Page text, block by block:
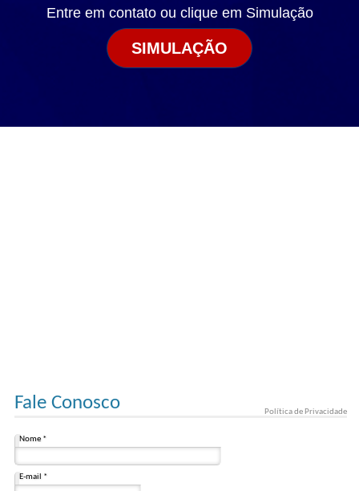
Entre em contato ou clique em Simulação
SIMULAÇÃO